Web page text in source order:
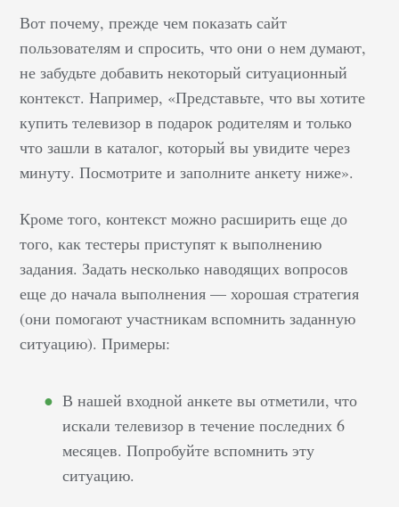
всего, недолго будут
занимать свою
должность.» Задача
альтернативных…
Вот почему, прежде чем показать сайт
пользователям и спросить, что они о нем думают,
не забудьте добавить некоторый ситуационный
контекст. Например, «Представьте, что вы хотите
купить телевизор в подарок родителям и только
что зашли в каталог, который вы увидите через
минуту. Посмотрите и заполните анкету ниже».
Кроме того, контекст можно расширить еще до
того, как тестеры приступят к выполнению
задания. Задать несколько наводящих вопросов
еще до начала выполнения — хорошая стратегия
(они помогают участникам вспомнить заданную
ситуацию). Примеры:
В нашей входной анкете вы отметили, что
искали телевизор в течение последних 6
месяцев. Попробуйте вспомнить эту
ситуацию.